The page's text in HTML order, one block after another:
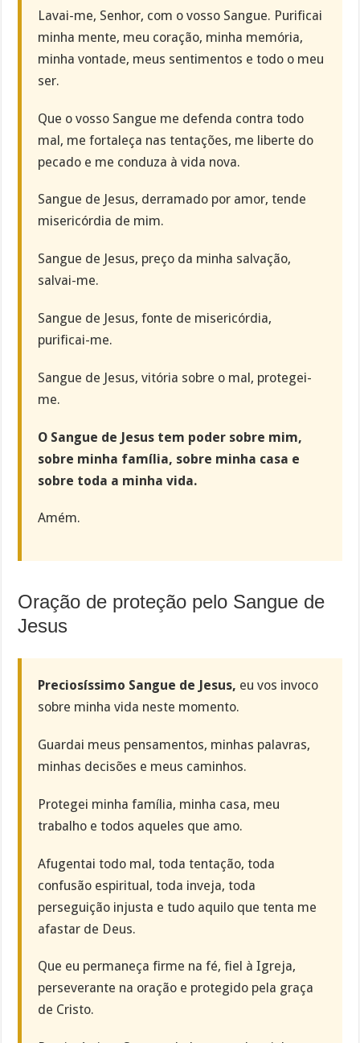
Lavai-me, Senhor, com o vosso Sangue. Purificai
minha mente, meu coração, minha memória,
minha vontade, meus sentimentos e todo o meu
ser.
Que o vosso Sangue me defenda contra todo
mal, me fortaleça nas tentações, me liberte do
pecado e me conduza à vida nova.
Sangue de Jesus, derramado por amor, tende
misericórdia de mim.
Sangue de Jesus, preço da minha salvação,
salvai-me.
Sangue de Jesus, fonte de misericórdia,
purificai-me.
Sangue de Jesus, vitória sobre o mal, protegei-
me.
O Sangue de Jesus tem poder sobre mim,
sobre minha família, sobre minha casa e
sobre toda a minha vida.
Amém.
Oração de proteção pelo Sangue de
Jesus
Preciosíssimo Sangue de Jesus, eu vos invoco
sobre minha vida neste momento.
Guardai meus pensamentos, minhas palavras,
minhas decisões e meus caminhos.
Protegei minha família, minha casa, meu
trabalho e todos aqueles que amo.
Afugentai todo mal, toda tentação, toda
confusão espiritual, toda inveja, toda
perseguição injusta e tudo aquilo que tenta me
afastar de Deus.
Que eu permaneça firme na fé, fiel à Igreja,
perseverante na oração e protegido pela graça
de Cristo.